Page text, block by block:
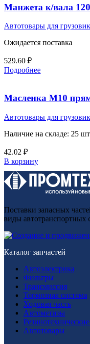
Манжета к/вала
Автотовары для
Ожидается поставка
529.60 ₽
Подробнее
Масленка М10
Автотовары для
Наличие на складе: 25 шт
42.02 ₽
В корзину
Поставки запасных
виды автотранспортных
Каталог запчастей
Автоэлектрика
Фильтры
Трансмиссия
Тормозная система
Ходовая часть
Автометизы
Автотовары